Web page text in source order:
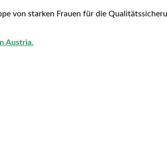
von starken Frauen für die
Austria.